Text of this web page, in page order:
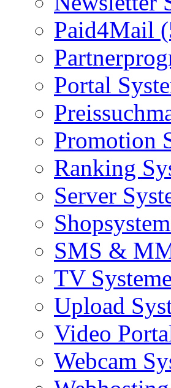
Paid4Mail
Portal
Promotion
Ranking
Server
SMS &
TV
Upload
Video
Webcam